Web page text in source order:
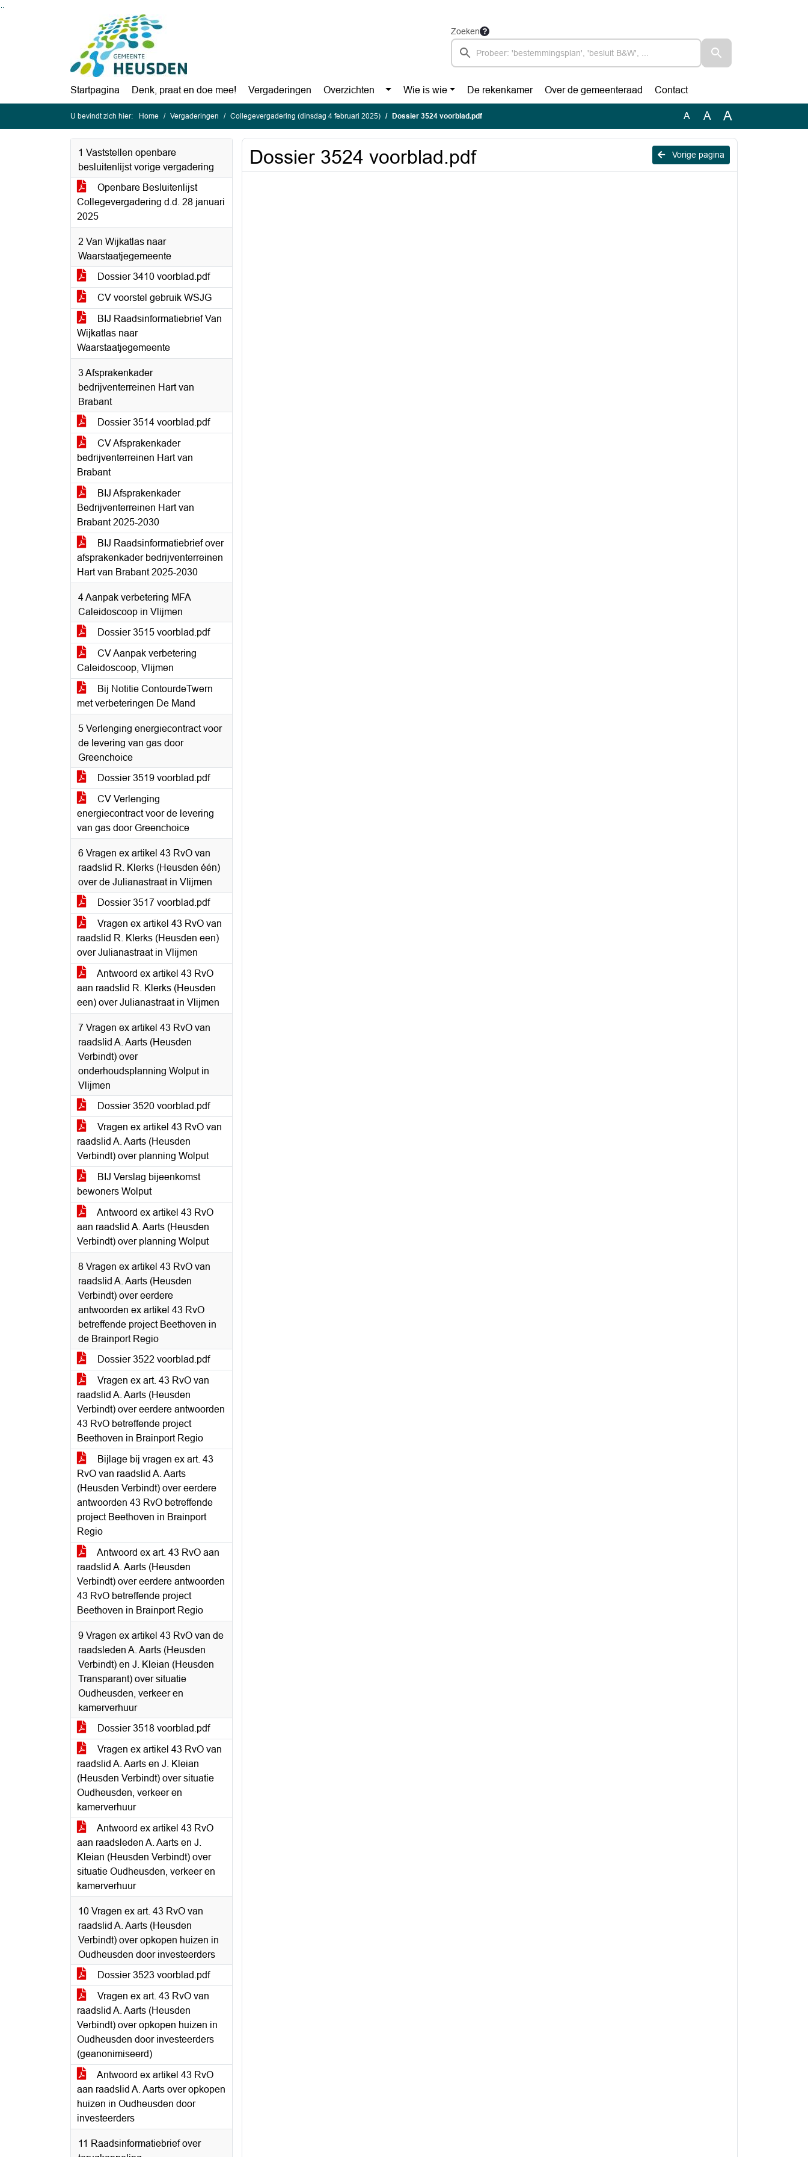
Ga naar de inhoud van deze pagina
Zoeken
Startpagina Denk, praat en doe mee! Vergaderingen Overzichten Wie is wie De rekenkamer Over de gemeenteraad Contact
U bevindt zich hier: Home Vergaderingen Collegevergadering (dinsdag 4 februari 2025) Dossier 3524 voorblad.pdf A A A
1 Vaststellen openbare
besluitenlijst vorige vergadering
Openbare Besluitenlijst
Collegevergadering d.d. 28 januari
2025
2 Van Wijkatlas naar
Waarstaatjegemeente
Dossier 3410 voorblad.pdf
CV voorstel gebruik WSJG
BIJ Raadsinformatiebrief Van
Wijkatlas naar
Waarstaatjegemeente
3 Afsprakenkader
bedrijventerreinen Hart van
Brabant
Dossier 3514 voorblad.pdf
CV Afsprakenkader
bedrijventerreinen Hart van
Brabant
BIJ Afsprakenkader
Bedrijventerreinen Hart van
Brabant 2025-2030
BIJ Raadsinformatiebrief over
afsprakenkader bedrijventerreinen
Hart van Brabant 2025-2030
4 Aanpak verbetering MFA
Caleidoscoop in Vlijmen
Dossier 3515 voorblad.pdf
CV Aanpak verbetering
Caleidoscoop, Vlijmen
Bij Notitie ContourdeTwern
met verbeteringen De Mand
5 Verlenging energiecontract voor
de levering van gas door
Greenchoice
Dossier 3519 voorblad.pdf
CV Verlenging
energiecontract voor de levering
van gas door Greenchoice
6 Vragen ex artikel 43 RvO van
raadslid R. Klerks (Heusden één)
over de Julianastraat in Vlijmen
Dossier 3517 voorblad.pdf
Vragen ex artikel 43 RvO van
raadslid R. Klerks (Heusden een)
over Julianastraat in Vlijmen
Antwoord ex artikel 43 RvO
aan raadslid R. Klerks (Heusden
een) over Julianastraat in Vlijmen
7 Vragen ex artikel 43 RvO van
raadslid A. Aarts (Heusden
Verbindt) over
onderhoudsplanning Wolput in
Vlijmen
Dossier 3520 voorblad.pdf
Vragen ex artikel 43 RvO van
raadslid A. Aarts (Heusden
Verbindt) over planning Wolput
BIJ Verslag bijeenkomst
bewoners Wolput
Antwoord ex artikel 43 RvO
aan raadslid A. Aarts (Heusden
Verbindt) over planning Wolput
8 Vragen ex artikel 43 RvO van
raadslid A. Aarts (Heusden
Verbindt) over eerdere
antwoorden ex artikel 43 RvO
betreffende project Beethoven in
de Brainport Regio
Dossier 3522 voorblad.pdf
Vragen ex art. 43 RvO van
raadslid A. Aarts (Heusden
Verbindt) over eerdere antwoorden
43 RvO betreffende project
Beethoven in Brainport Regio
Bijlage bij vragen ex art. 43
RvO van raadslid A. Aarts
(Heusden Verbindt) over eerdere
antwoorden 43 RvO betreffende
project Beethoven in Brainport
Regio
Antwoord ex art. 43 RvO aan
raadslid A. Aarts (Heusden
Verbindt) over eerdere antwoorden
43 RvO betreffende project
Beethoven in Brainport Regio
9 Vragen ex artikel 43 RvO van de
raadsleden A. Aarts (Heusden
Verbindt) en J. Kleian (Heusden
Transparant) over situatie
Oudheusden, verkeer en
kamerverhuur
Dossier 3518 voorblad.pdf
Vragen ex artikel 43 RvO van
raadslid A. Aarts en J. Kleian
(Heusden Verbindt) over situatie
Oudheusden, verkeer en
kamerverhuur
Antwoord ex artikel 43 RvO
aan raadsleden A. Aarts en J.
Kleian (Heusden Verbindt) over
situatie Oudheusden, verkeer en
kamerverhuur
10 Vragen ex art. 43 RvO van
raadslid A. Aarts (Heusden
Verbindt) over opkopen huizen in
Oudheusden door investeerders
Dossier 3523 voorblad.pdf
Vragen ex art. 43 RvO van
raadslid A. Aarts (Heusden
Verbindt) over opkopen huizen in
Oudheusden door investeerders
(geanonimiseerd)
Antwoord ex artikel 43 RvO
aan raadslid A. Aarts over opkopen
huizen in Oudheusden door
investeerders
11 Raadsinformatiebrief over
Vorige pagina
Dossier 3524 voorblad.pdf